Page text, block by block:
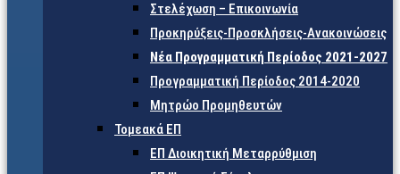
Στελέχωση – Επικοινωνία
Προκηρύξεις-Προσκλήσεις-Ανακοινώσεις
Νέα Προγραμματική Περίοδος 2021-2027
Προγραμματική Περίοδος 2014-2020
Μητρώο Προμηθευτών
Τομεακά ΕΠ
ΕΠ Διοικητική Μεταρρύθμιση